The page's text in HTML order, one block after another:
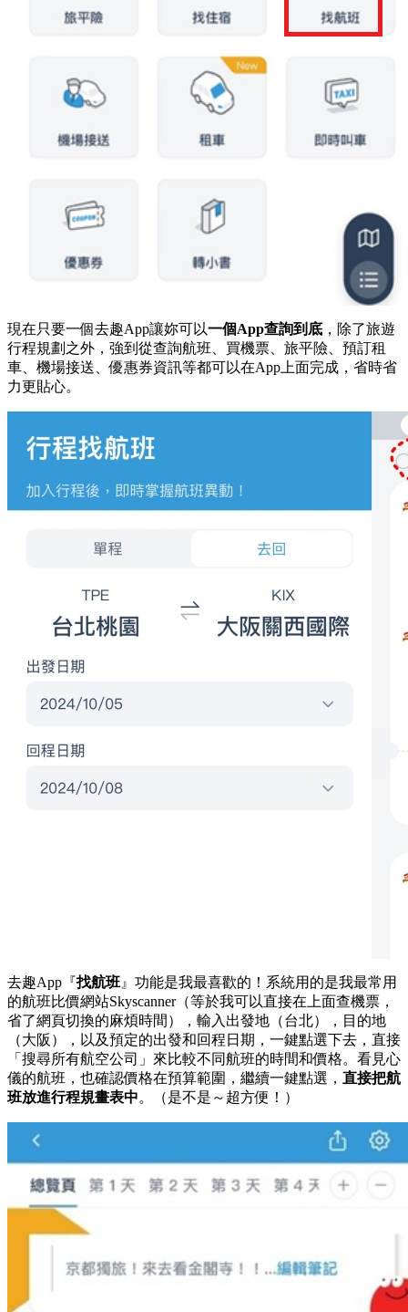
現在只要一個去趣App讓妳可以一個App查詢到底 ，除了旅遊
行程規劃之外，強到從查詢航班、買機票、旅平險、預訂租
車、機場接送、優惠券資訊等都可以在App上面完成，省時省
力更貼心。
去趣App『找航班 』功能是我最喜歡的！系統用的是我最常用
的航班比價網站Skyscanner（等於我可以直接在上面查機票，
省了網頁切換的麻煩時間），輸入出發地（台北），目的地
（大阪），以及預定的出發和回程日期，一鍵點選下去，直接
「搜尋所有航空公司」來比較不同航班的時間和價格。看見心
儀的航班，也確認價格在預算範圍，繼續一鍵點選， 直接把航
班放進行程規畫表中。（是不是～超方便！）